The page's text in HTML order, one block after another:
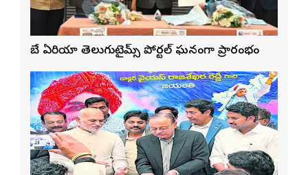
బే ఏరియా తెలుగుటైమ్స్ పోర్టల్ ఘనంగా ప్రారంభం